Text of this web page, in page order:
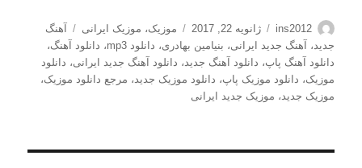
نویسنده
ins2012
ارسال
شده
در
ژانویه 22, 2017 دسته‌ها
موزیک، موزیک ایرانی برچسب‌ها
آهنگ
جدید، آهنگ جدید ایرانی، بنیامین بهادری، دانلود mp3 ، دانلود آهنگ،
دانلود آهنگ پاپ، دانلود آهنگ جدید، دانلود آهنگ جدید ایرانی، دانلود
موزیک، دانلود موزیک پاپ، دانلود موزیک جدید، مرجع دانلود موزیک،
موزیک جدید، موزیک جدید ایرانی